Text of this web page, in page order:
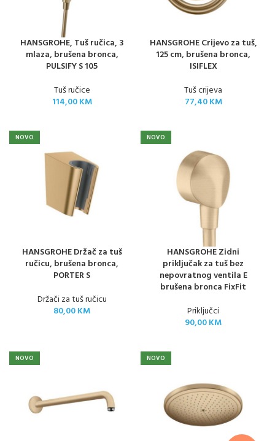
HANSGROHE, Tuš ručica, 3
mlaza, brušena bronca,
PULSIFY S 105
Tuš ručice
114,00KM
HANSGROHE Crijevo za tuš,
125 cm, brušena bronca,
ISIFLEX
Tuš crijeva
77,40KM
NOVO
HANSGROHE Držač za tuš
ručicu, brušena bronca,
PORTER S
Držači za tuš ručicu
80,00KM
NOVO
HANSGROHE Zidni
priključak za tuš bez
nepovratnog ventila E
brušena bronca FixFit
Priključci
90,00KM
NOVO NOVO